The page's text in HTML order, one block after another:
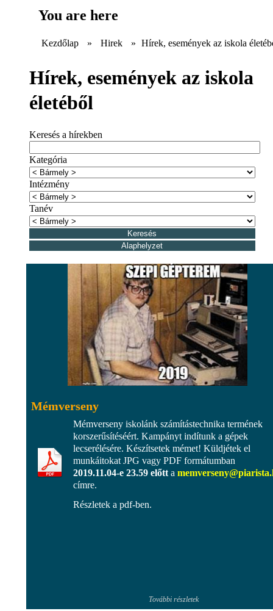
You are here
Kezdőlap » Hirek » Hírek, események az iskola
Hírek, események az iskola
életéből
Keresés a hírekben
Kategória
Intézmény
Tanév
Mémverseny
Mémverseny iskolánk számítástechnika termének
korszerűsítéséért. Kampányt indítunk a gépek
lecserélésére. Készítsetek mémet! Küldjétek el
munkáitokat JPG vagy PDF formátumban
2019.11.04-e 23.59 előtt a
címre.
Részletek a pdf-ben.
További részletek